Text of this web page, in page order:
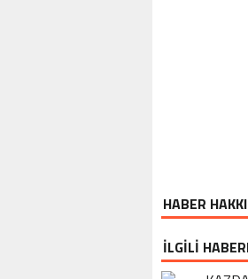
HABER
İLGİLİ